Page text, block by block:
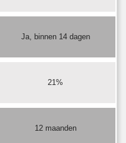
Ja, binnen 14 dagen
21%
12 maanden